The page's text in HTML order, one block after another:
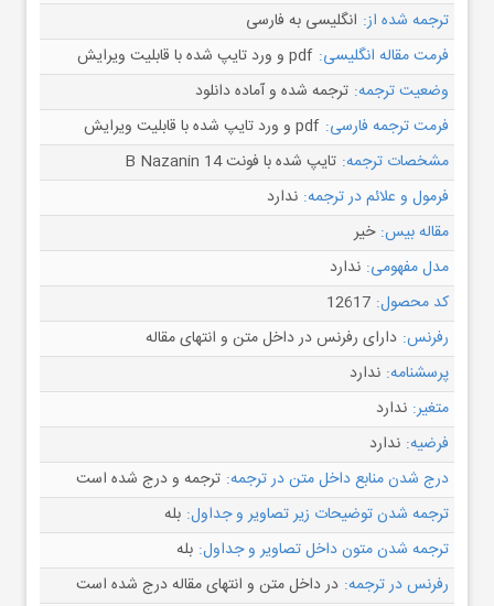
ترجمه شده از: انگلیسی به فارسی
فرمت مقاله انگلیسی: pdf و ورد تایپ شده با قابلیت ویرایش
وضعیت ترجمه: ترجمه شده و آماده دانلود
فرمت ترجمه فارسی: pdf و ورد تایپ شده با قابلیت ویرایش
مشخصات ترجمه: تایپ شده با فونت B Nazanin 14
فرمول و علائم در ترجمه: ندارد
مقاله بیس: خیر
مدل مفهومی: ندارد
کد محصول: 12617
رفرنس: دارای رفرنس در داخل متن و انتهای مقاله
پرسشنامه: ندارد
متغیر: ندارد
فرضیه: ندارد
درج شدن منابع داخل متن در ترجمه: ترجمه و درج شده است
ترجمه شدن توضیحات زیر تصاویر و جداول: بله
ترجمه شدن متون داخل تصاویر و جداول: بله
رفرنس در ترجمه: در داخل متن و انتهای مقاله درج شده است